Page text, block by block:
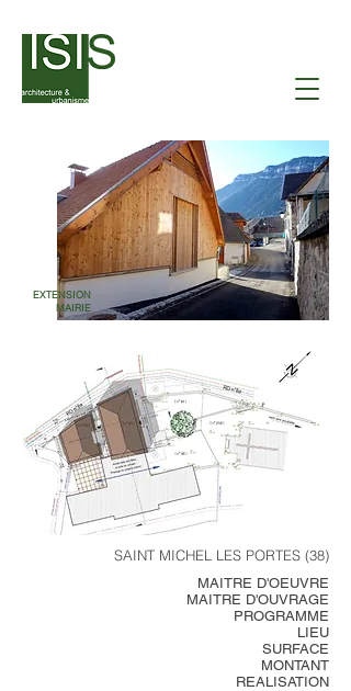
EXTENSION
MAIRIE
SAINT MICHEL LES PORTES (38)
MAITRE D'OEUVRE
MAITRE D'OUVRAGE
PROGRAMME
LIEU
SURFACE
MONTANT
REALISATION